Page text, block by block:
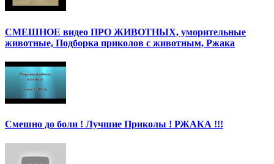
СМЕШНОЕ видео ПРО ЖИВОТНЫХ, уморительные
животные, Подборка приколов с животным, Ржака
Смешно до боли ! Лучшие Приколы ! РЖАКА !!!